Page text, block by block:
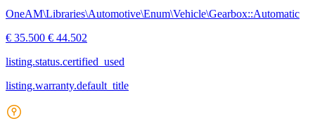
OneAM\Libraries\Automotive\Enum\Vehicle\Gearbox::Automatic
€ 35.500 € 44.502
listing.status.certified_used
listing.warranty.default_title